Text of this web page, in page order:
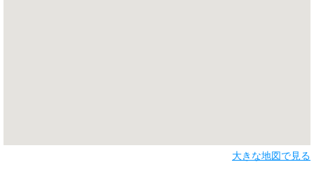
大きな地図で見る